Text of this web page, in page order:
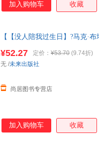
加入购物车 收藏
【【没人陪我过生日】?马克·
图书 请放心下单，本店所有商
¥52.27 定价： ¥53.70 (9.74折)
尚居图书专营店
无 /未来出版社
加入购物车 收藏